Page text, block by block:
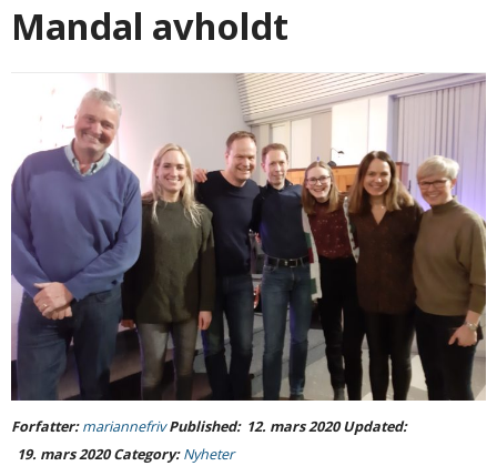
Mandal avholdt
Forfatter:mariannefrivPublished: 12. mars 2020Updated:
19. mars 2020 Category:Nyheter